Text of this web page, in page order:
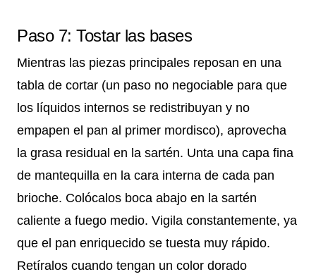
Paso 7: Tostar las bases
Mientras las piezas principales reposan en una
tabla de cortar (un paso no negociable para que
los líquidos internos se redistribuyan y no
empapen el pan al primer mordisco), aprovecha
la grasa residual en la sartén. Unta una capa fina
de mantequilla en la cara interna de cada pan
brioche. Colócalos boca abajo en la sartén
caliente a fuego medio. Vigila constantemente, ya
que el pan enriquecido se tuesta muy rápido.
Retíralos cuando tengan un color dorado